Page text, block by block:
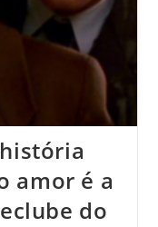
amor é a
do